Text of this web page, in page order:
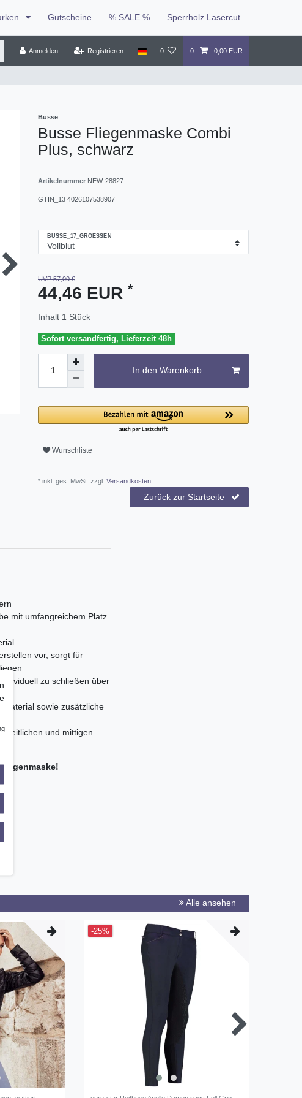
Gutscheine % SALE % Sperrholz Lasercut
Anmelden Registrieren 0 0 0,00 EUR
Busse
Busse Fliegenmaske Combi
Plus, schwarz
Artikelnummer NEW-28827
GTIN_13 4026107538907
BUSSE_17_GROESSEN
UVP 57,00 €
44,46 EUR *
Inhalt 1 Stück
Sofort versandfertig, Lieferzeit 48h
In den Warenkorb
Wunschliste
* inkl. ges. MwSt. zzgl. Versandkosten
mit umfangreichem Platz
vor, sorgt für
zu schließen über
sowie zusätzliche
seitlichen und mittigen
Zurück zur Startseite
Alle ansehen
-25%